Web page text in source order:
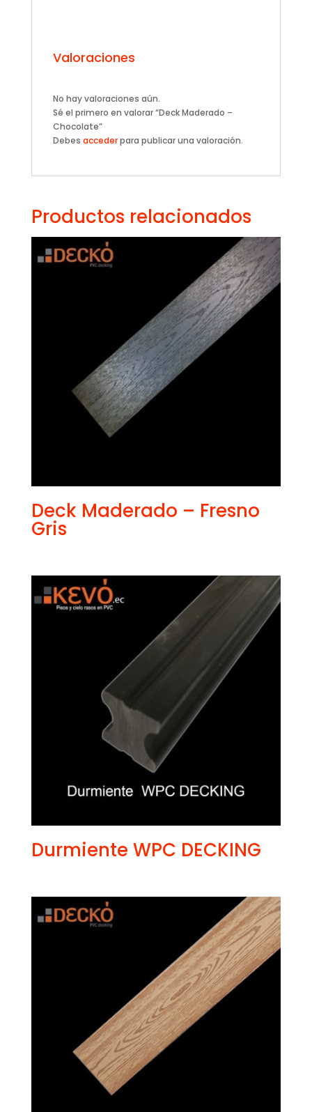
Valoraciones
No hay valoraciones aún.
Sé el primero en valorar “Deck Maderado –
Chocolate”
Debes accederpara publicar una valoración.
Productos relacionados
Deck Maderado – Fresno
Gris
Durmiente WPC DECKING